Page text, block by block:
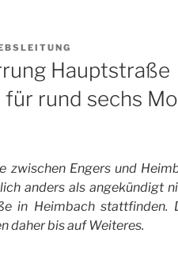
Hauptstraße
für rund sechs
zwischen Engers und
anders als angekündigt
in Heimbach stattfinden.
daher bis auf Weiteres.